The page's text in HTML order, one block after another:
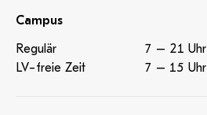
Campus
Regulär
7 – 21 Uhr
LV-freie Zeit
7 – 15 Uhr